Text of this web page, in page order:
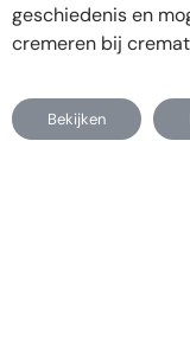
geschiedenis en
cremeren bij
Bekijken